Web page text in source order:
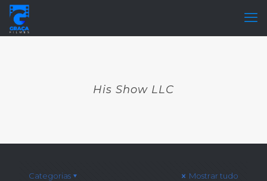
His Show LLC
Categorias Mostrar tudo